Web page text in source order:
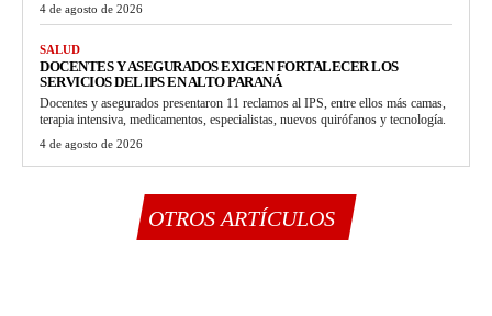
4 de agosto de 2026
SALUD
DOCENTES Y ASEGURADOS EXIGEN FORTALECER LOS
SERVICIOS DEL IPS EN ALTO PARANÁ
Docentes y asegurados presentaron 11 reclamos al IPS, entre ellos más camas,
terapia intensiva, medicamentos, especialistas, nuevos quirófanos y tecnología.
4 de agosto de 2026
OTROS ARTÍCULOS